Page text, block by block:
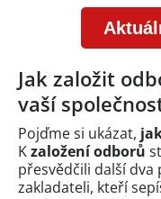
Jak založit
vaší
Pojďme si ukázat,
Kzaložení odborů
přesvědčili další
zakladateli, kteří